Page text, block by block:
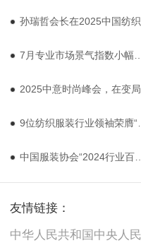
孙瑞哲会长在2025中国纺织服装品牌大会上发表致辞
7月专业市场景气指数小幅上升
2025中意时尚峰会，在变局中共创时尚合作新未来
9位纺织服装行业领袖荣膺“优秀中国特色社会主义事业建设者”
中国服装协会“2024行业百企发布”揭晓
友情链接：